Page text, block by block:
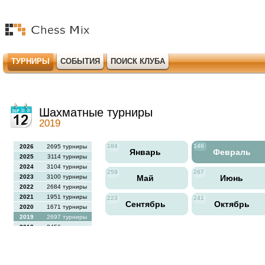
ТУРНИРЫ СОБЫТИЯ ПОИСК КЛУБА
Шахматные турниры
2019
2026
2695 турниры
2025
3114 турниры
2024
3104 турниры
2023
3100 турниры
2022
2684 турниры
2021
1951 турниры
2020
1671 турниры
2019
2697 турниры
2018
2456 турниры
184
Январь
146
Февраль
259
Май
267
Июнь
223
Сентябрь
241
Октябрь